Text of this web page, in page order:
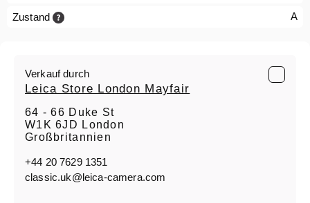
Zustand A
Verkauf durch
Leica Store London Mayfair
64 - 66 Duke St
W1K 6JD London
Großbritannien
+44 20 7629 1351
classic.uk@leica-camera.com